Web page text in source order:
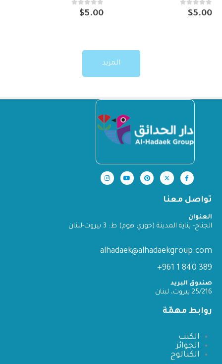
0
out of 5
$5.00
0
out of 5
$5.00
المزيد
تواصل معنا
العنوان
الجناح- بناية المدينة (خوري هوم) ط: 3 بيروت-لبنان
alhadaek@alhadaekgroup.com
389 840 1 961+
صندوق البريد
25/216 بيروت، لبنان
روابط مهمّة
الكتب
الجوائز
الكتالوج